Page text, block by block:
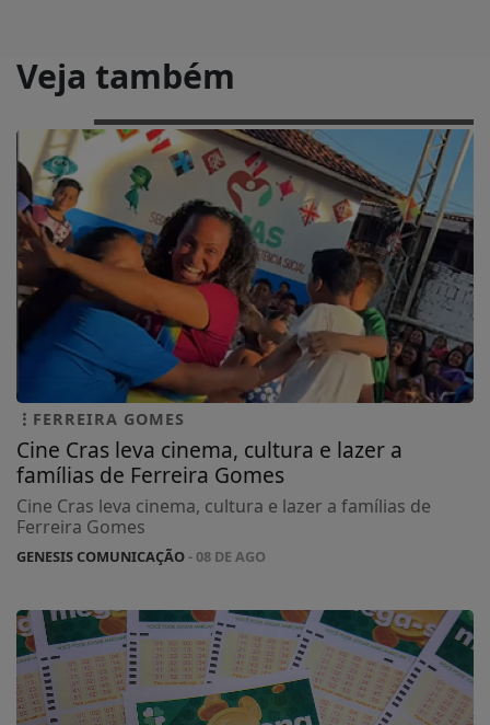
Veja também
FERREIRA GOMES
Cine Cras leva cinema, cultura e lazer a
famílias de Ferreira Gomes
Cine Cras leva cinema, cultura e lazer a famílias de
Ferreira Gomes
GENESIS COMUNICAÇÃO- 08 DE AGO